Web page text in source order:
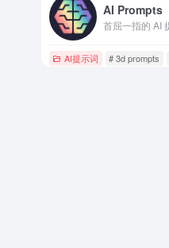
AI Prompts
AI提示词 # 3d prompts